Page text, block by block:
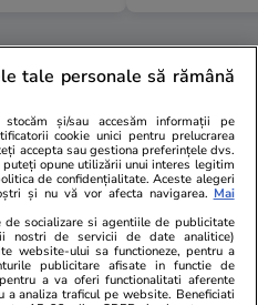
31 iul.
Peștii
de
chiar
13 iul.
tale personale să rămână
stocăm și/sau accesăm informații pe
cookie unici pentru prelucrarea
accepta sau gestiona preferințele dvs.
opune utilizării unui interes legitim
de confidențialitate. Aceste alegeri
și nu vă vor afecta navigarea. Mai
socializare si agentiile de publicitate
nostri de servicii de date analitice)
website-ului sa functioneze, pentru a
publicitare afisate in functie de
a va oferi functionalitati aferente
a analiza traficul pe website. Beneficiati